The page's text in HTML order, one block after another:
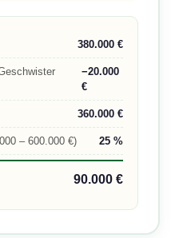
380.000 €
−20.000
€
360.000 €
– 600.000 €) 25 %
90.000 €